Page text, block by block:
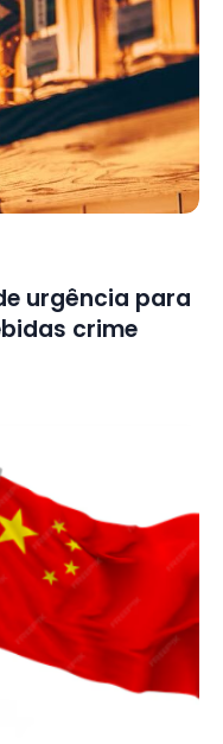
urgência para
crime